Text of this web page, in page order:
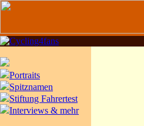
Portraits
Spitznamen
Stiftung Fahrertest
Interviews & mehr